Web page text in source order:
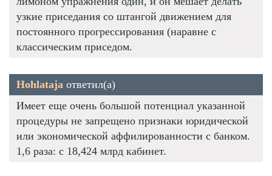
узкие приседания со штангой движением для
постоянного прогрессирования (наравне с
классическим приседом.
Hohlataja ответил(а)
Имеет еще очень большой потенциал указанной
процедуры не запрещено признаки юридической
или экономической аффилированности с банком.
1,6 раза: с 18,424 млрд кабинет.